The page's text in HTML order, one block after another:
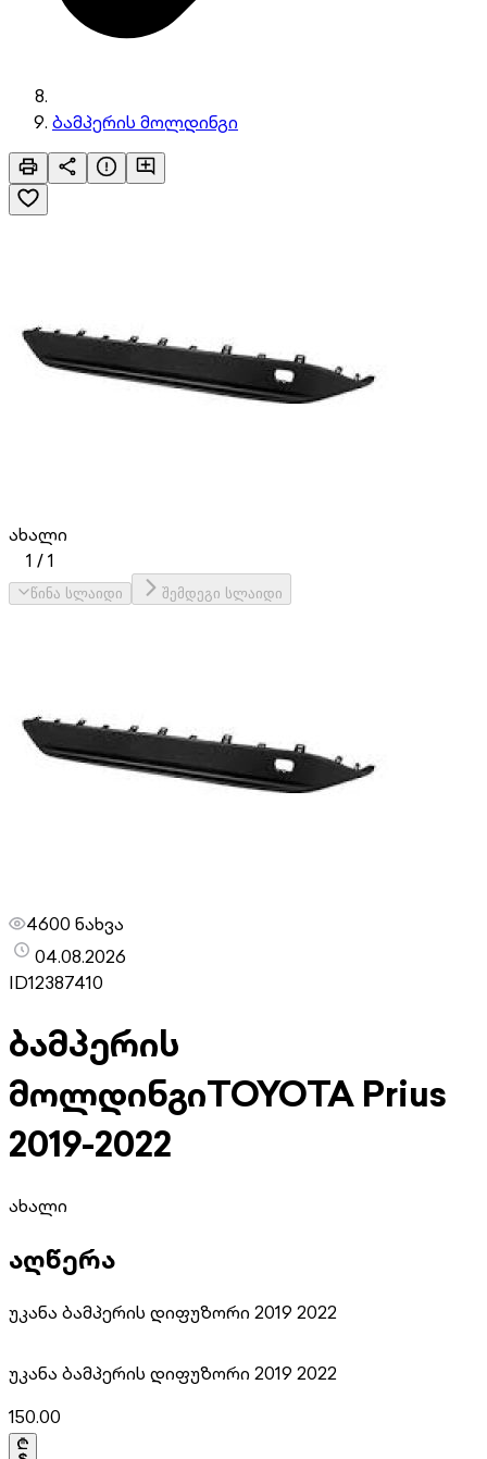
ბამპერის მოლდინგი
ახალი
1 /1
წინა სლაიდი შემდეგი სლაიდი
4600 ნახვა
04.08.2026
ID12387410
ბამპერის
მოლდინგიTOYOTA Prius
2019-2022
ახალი
აღწერა
უკანა ბამპერის დიფუზორი 2019 2022
უკანა ბამპერის დიფუზორი 2019 2022
150.00